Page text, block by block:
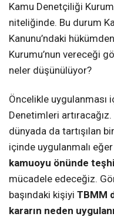
Kamu Denetçiliği
niteliğinde. Bu durum
Kanunu’ndaki
Kurumu’nun vereceği
neler düşünülüyor?
Öncelikle uygulanması
Denetimleri
dünyada da tartışılan
içinde uygulanmalı
kamuoyu önünde
mücadele edeceğiz.
başındaki kişiyi TBMM
kararın neden